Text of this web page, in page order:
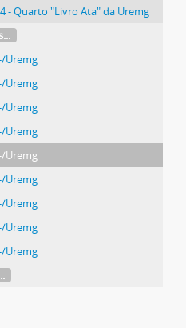
- Quarto "Livro Ata" da Uremg
Uremg
Uremg
Uremg
Uremg
Uremg
Uremg
Uremg
Uremg
Uremg